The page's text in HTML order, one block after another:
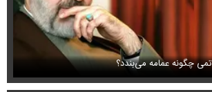
چگونه عمامه می‌بندد؟